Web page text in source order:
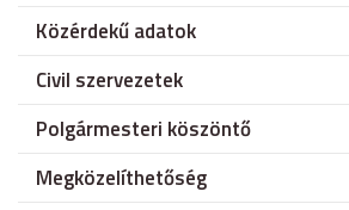
Közérdekű adatok
Civil szervezetek
Polgármesteri köszöntő
Megközelíthetőség